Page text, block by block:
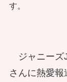
す。
ジャニーズ
さんに熱愛